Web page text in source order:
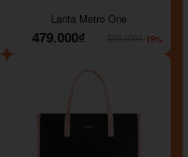
#faf0e6#000000
Larita Metro One
479.000₫
-19%